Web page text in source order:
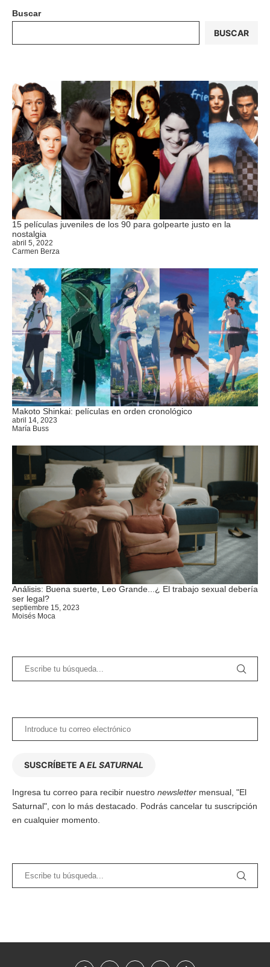
Buscar
BUSCAR
15 películas juveniles de los 90 para golpearte justo en la
nostalgia
abril 5, 2022
Carmen Berza
Makoto Shinkai: películas en orden cronológico
abril 14, 2023
María Buss
Análisis: Buena suerte, Leo Grande...¿ El trabajo sexual debería
ser legal?
septiembre 15, 2023
Moisés Moca
SUSCRÍBETE AEL SATURNAL
Ingresa tu correo para recibir nuestro newsletter mensual, "El
Saturnal", con lo más destacado. Podrás cancelar tu suscripción
en cualquier momento.